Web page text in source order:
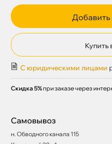
Добавить
Купить
С юридическими лицами
Скидка 5% при заказе через
Самовывоз
н. Обводного канала 115